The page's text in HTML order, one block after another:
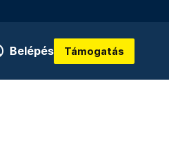
Belépés Támogatás